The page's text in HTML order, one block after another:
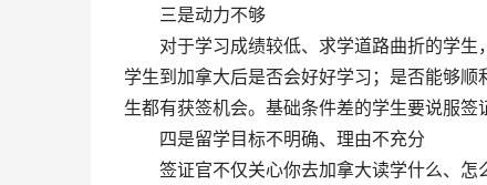
三是动力不够
对于学习成绩较低、求学道路曲折的学生
学生到加拿大后是否会好好学习；是否能够
生都有获签机会。基础条件差的学生要说服签
四是留学目标不明确、理由不充分
签证官不仅关心你去加拿大读学什么、怎